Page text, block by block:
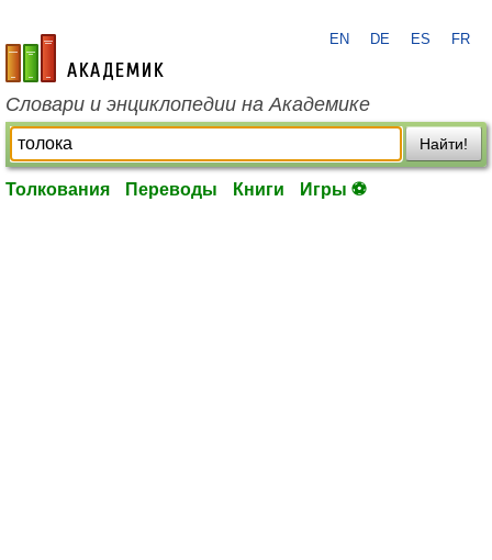
academic.ru
EN DE ES FR
Словари и энциклопедии на Академике
Найти!
Толкования Переводы Книги Игры ⚽